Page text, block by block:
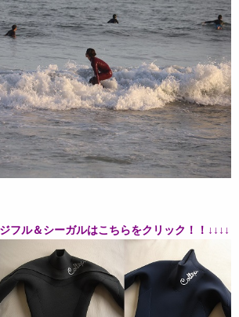
フル＆シーガルはこちらをクリック！！↓↓↓↓